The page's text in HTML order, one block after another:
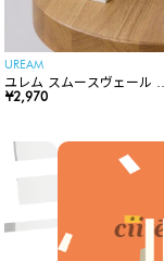
UREAM
ユレム スムースヴェール リ
ップスティック
¥2,970